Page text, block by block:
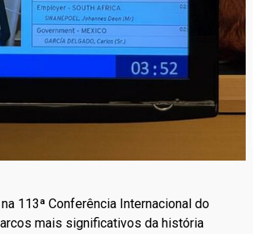
113ª Conferência Internacional do
mais significativos da história